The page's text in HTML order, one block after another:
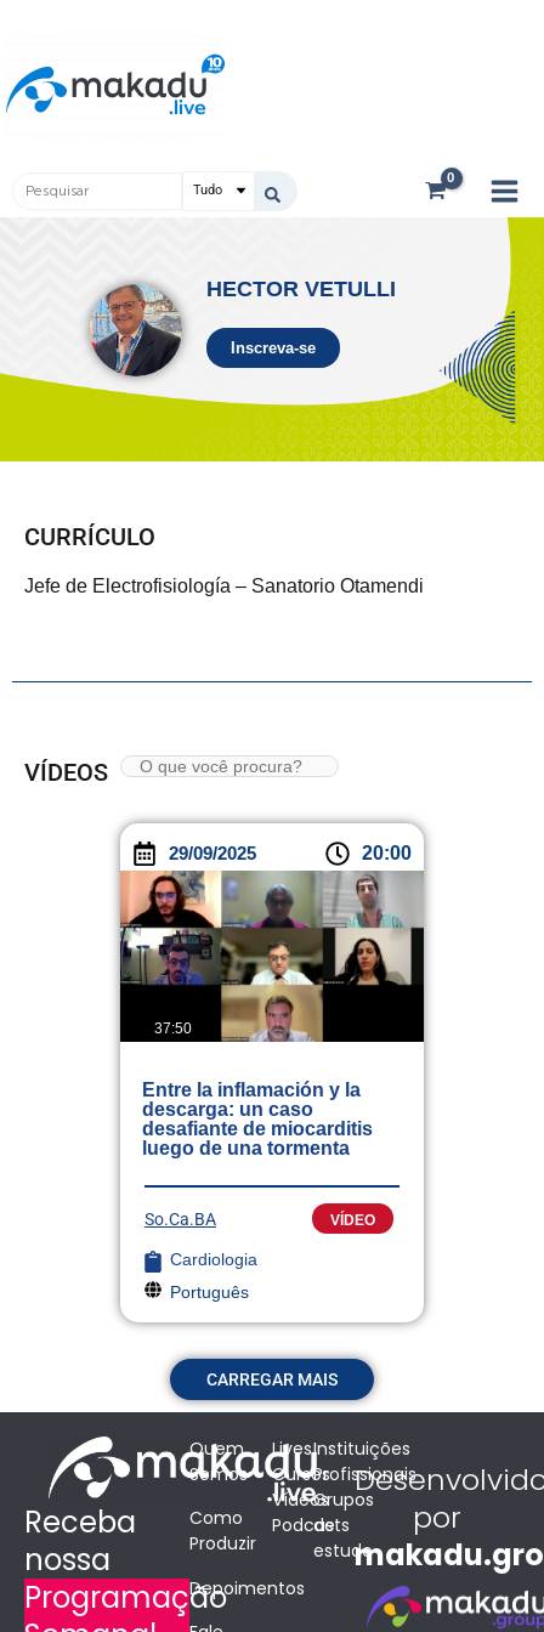
conteúdo
Pesquisar
HECTOR VETULLI
Inscreva-se
CURRÍCULO
Jefe de Electrofisiología – Sanatorio Otamendi
VÍDEOS
29/09/2025 20:00
37:50
Entre la inflamación y la
descarga: un caso
desafiante de miocarditis
luego de una tormenta
So.Ca.BA VÍDEO
Cardiologia
Português
CARREGAR MAIS
Receba
nossa
Programação
Quem
Somos
Como
Produzir
Depoimentos
Lives
Cursos
Vídeos
Podcasts
Instituições
Profissionais
Grupos
de
estudo
por